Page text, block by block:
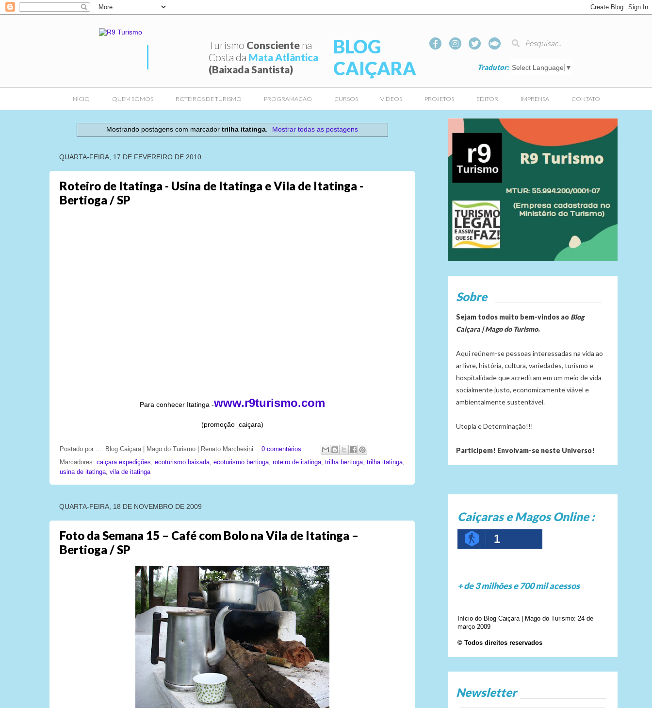
Turismo Consciente na
Costa da Mata Atlântica
(Baixada Santista)
BLOG
CAIÇARA
Select Language ▼
Tradutor:
INÍCIO QUEM SOMOS ROTEIROS DE TURISMO PROGRAMAÇÃO CURSOS VÍDEOS PROJETOS EDITOR IMPRENSA CONTATO
Mostrando postagens com marcador trilha itatinga. Mostrar todas as postagens
QUARTA-FEIRA, 17 DE FEVEREIRO DE 2010
Roteiro de Itatinga - Usina de Itatinga e Vila de Itatinga -
Bertioga / SP
Para conhecer Itatinga -www.r9turismo.com
(promoção_caiçara)
Postado por ..:: Blog Caiçara | Mago do Turismo | Renato Marchesini
0 comentários
Marcadores: caiçara expedições ecoturismo baixada ecoturismo bertioga roteiro de itatinga trilha bertioga trilha itatinga
usina de itatinga vila de itatinga
QUARTA-FEIRA, 18 DE NOVEMBRO DE 2009
Foto da Semana 15 – Café com Bolo na Vila de Itatinga –
Bertioga / SP
Sobre
Sejam todos muito bem-vindos ao Blog
Caiçara | Mago do Turismo.
Aqui reúnem-se pessoas interessadas na vida ao
ar livre, história, cultura, variedades, turismo e
hospitalidade que acreditam em um meio de vida
socialmente justo, economicamente viável e
ambientalmente sustentável.
Utopia e Determinação!!!
Participem! Envolvam-se neste Universo!
Caiçaras e Magos Online :
1
+ de 3 milhões e 700 mil acessos
Início do Blog Caiçara | Mago do Turismo: 24 de
março 2009
© Todos direitos reservados
Newsletter